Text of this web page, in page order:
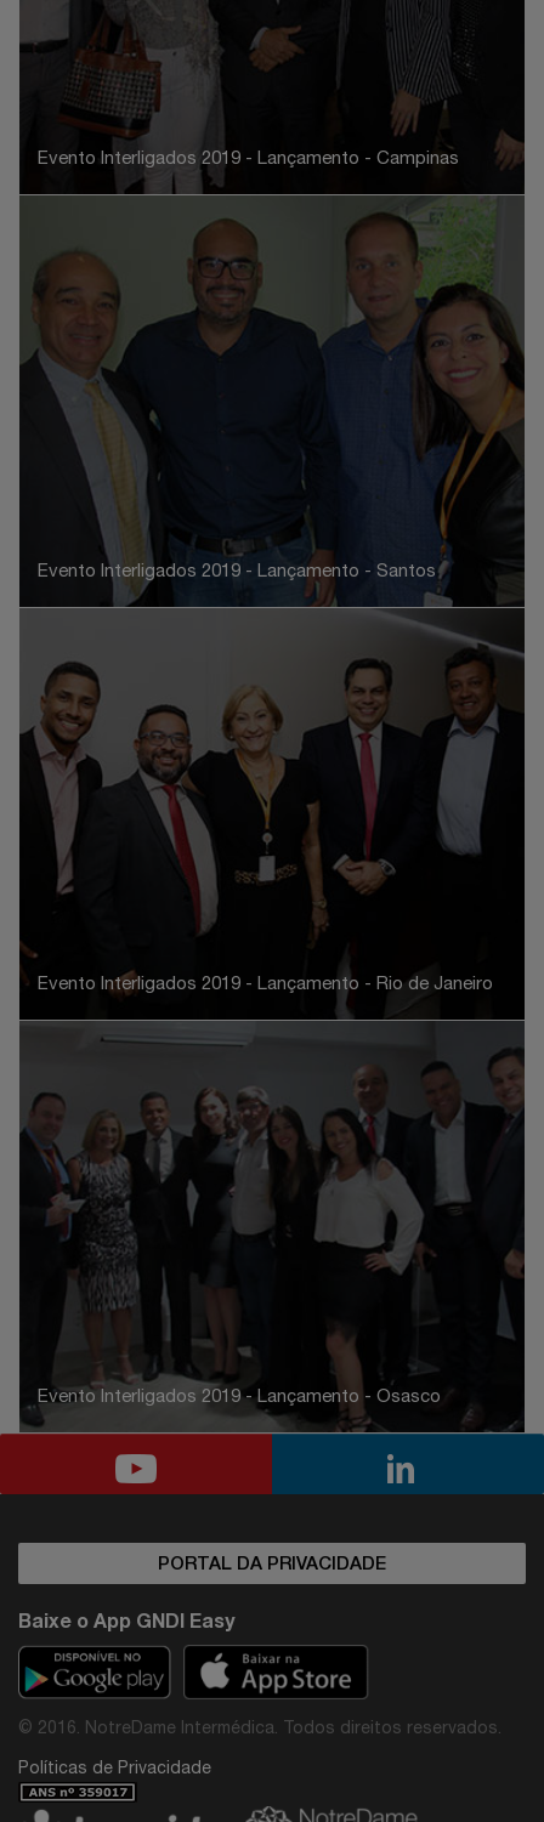
Evento Interligados 2019 - Lançamento - Campinas
Evento Interligados 2019 - Lançamento - Santos
Evento Interligados 2019 - Lançamento - Rio de Janeiro
Evento Interligados 2019 - Lançamento - Osasco
PORTAL DA PRIVACIDADE
Baixe o App GNDI Easy
© 2016. NotreDame Intermédica. Todos direitos reservados.
Políticas de Privacidade